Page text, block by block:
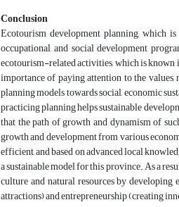
Conclusion
Ecotourism development planning, which
occupational, and social development
ecotourism-related activities, which is known
importance of paying attention to the
planning models towards social, economic
practicing planning helps sustainable
that the path of growth and dynamism of
growth and development from various
efficient, and based on advanced local
a sustainable model for this province. As a
culture and natural resources by
attractions) and entrepreneurship (creating